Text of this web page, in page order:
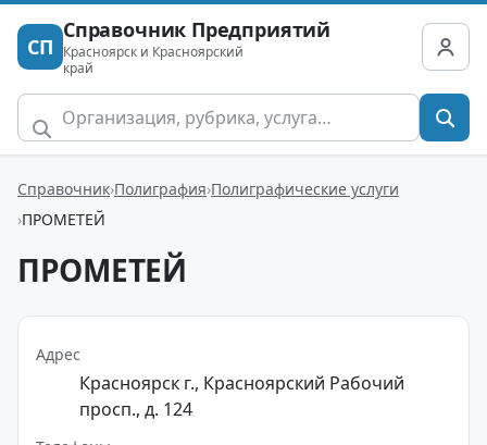
СП
Справочник Предприятий
Красноярск и Красноярский
край
Справочник Полиграфия Полиграфические услуги
ПРОМЕТЕЙ
ПРОМЕТЕЙ
Адрес
Красноярск г., Красноярский Рабочий
просп., д. 124